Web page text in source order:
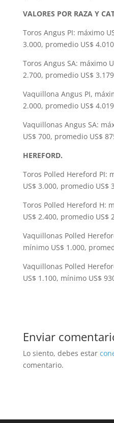
VALORES POR RAZA Y
Toros Angus PI: máximo
3.000, promedio US$
Toros Angus SA: máximo
2.700, promedio US$
Vaquillona Angus PI,
2.000, promedio US$
Vaquillonas Angus SA:
US$ 700, promedio US$
HEREFORD.
Toros Polled Hereford PI:
US$ 3.000, promedio US$
Toros Polled Hereford H:
US$ 2.400, promedio US$
Vaquillonas Polled
mínimo US$ 1.000,
Vaquillonas Polled
US$ 1.100, mínimo US$
Enviar
Lo siento, debes estar
comentario.